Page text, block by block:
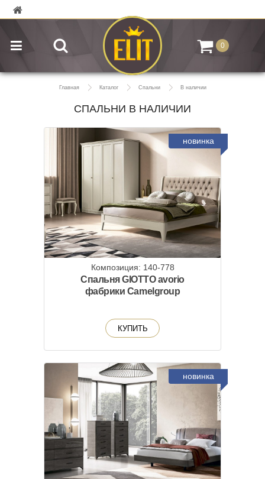
0
Главная Каталог Спальни В наличии
СПАЛЬНИ В НАЛИЧИИ
новинка
Композиция: 140-778
Спальня GIOTTO avorio
фабрики Camelgroup
КУПИТЬ
новинка